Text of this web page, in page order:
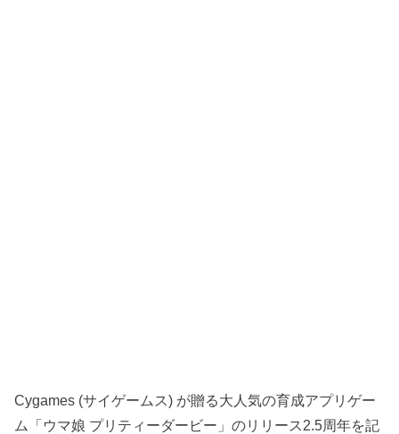
Cygames (サイゲームス) が贈る大人気の育成アプリゲー
ム「ウマ娘 プリティーダービー」のリリース2.5周年を記